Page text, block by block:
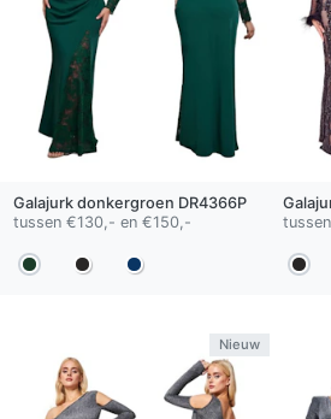
Galajurk donkergroen DR4366P
tussen €130,- en €150,-
Nieuw